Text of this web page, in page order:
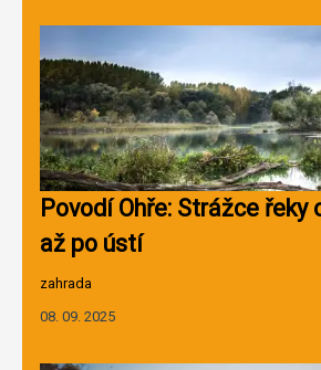
Povodí Ohře: Strážce řeky
až po ústí
zahrada
08. 09. 2025